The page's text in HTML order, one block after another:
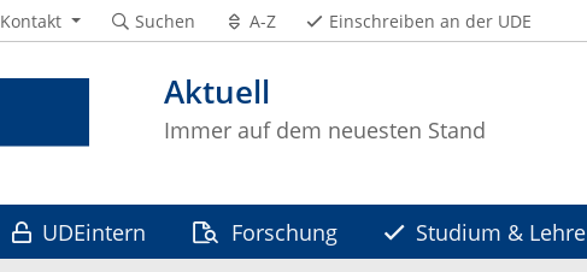
Aktuell
Immer auf dem neuesten Stand
Kontakt Suchen A-Z Einschreiben an der UDE
UDEintern Forschung Studium & Lehre